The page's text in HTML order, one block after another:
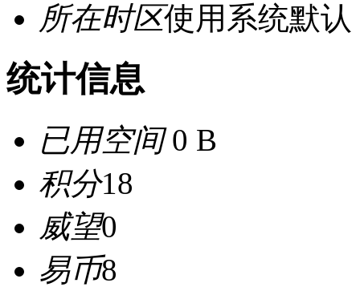
所在时区使用系统默认
统计信息
已用空间0 B
积分18
威望0
易币8